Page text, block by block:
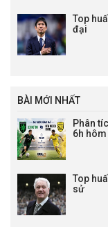
Top
đại
BÀI MỚI NHẤT
Phân
6h
Top
sử